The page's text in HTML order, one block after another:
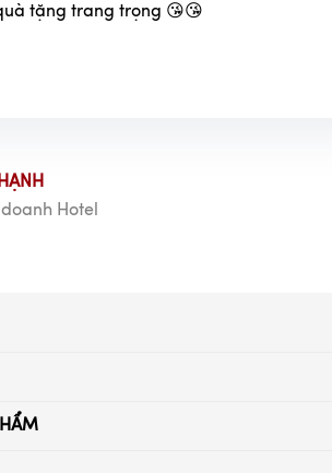
tặng trang trọng 😘😘
doanh Hotel